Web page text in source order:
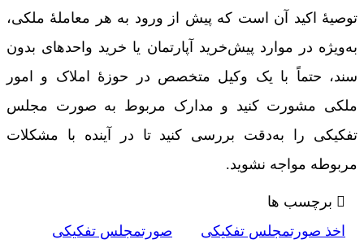
توصیۀ اکید آن است که پیش از ورود به هر معاملۀ ملکی،
به‌ویژه در موارد پیش‌خرید آپارتمان یا خرید واحدهای بدون
سند، حتماً با یک وکیل متخصص در حوزۀ املاک و امور
ملکی مشورت کنید و مدارک مربوط به صورت مجلس
تفکیکی را به‌دقت بررسی کنید تا در آینده با مشکلات
مربوطه مواجه نشوید.
برچسب ها
اخذ صورتمجلس تفکیکی
صورتمجلس تفکیکی